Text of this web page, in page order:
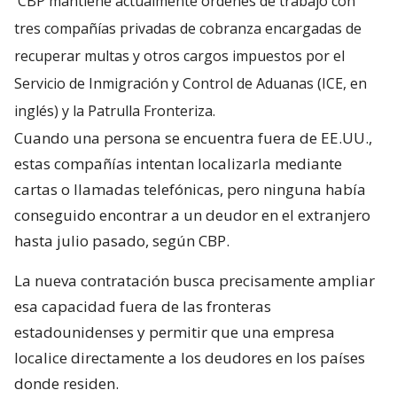
tres compañías privadas de cobranza encargadas de
recuperar multas y otros cargos impuestos por el
Servicio de Inmigración y Control de Aduanas (ICE, en
inglés) y la Patrulla Fronteriza.
Cuando una persona se encuentra fuera de EE.UU.,
estas compañías intentan localizarla mediante
cartas o llamadas telefónicas, pero ninguna había
conseguido encontrar a un deudor en el extranjero
hasta julio pasado, según CBP.
La nueva contratación busca precisamente ampliar
esa capacidad fuera de las fronteras
estadounidenses y permitir que una empresa
localice directamente a los deudores en los países
donde residen.